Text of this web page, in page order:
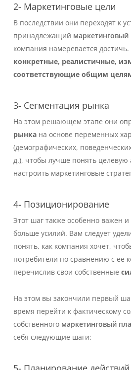
2- Маркетинговые цели
В последствии они переходят к
принадлежащий маркетинговый
компания намеревается достичь.
конкретные, реалистичные,
соответствующие общим
3- Сегментация рынка
На этом решающем этапе они
рынкана основе переменных
(демографических,
д.), чтобы лучше понять целевую
настроить маркетинговые
4- Позиционирование
Этот шаг также особенно важен
больше усилий. Вам следует
понять, как компания хочет,
потребители по сравнению с ее
перечислив свои собственные
На этом вы закончили первый
время перейти к фактическому
собственного маркетинговый
себя следующие шаги: